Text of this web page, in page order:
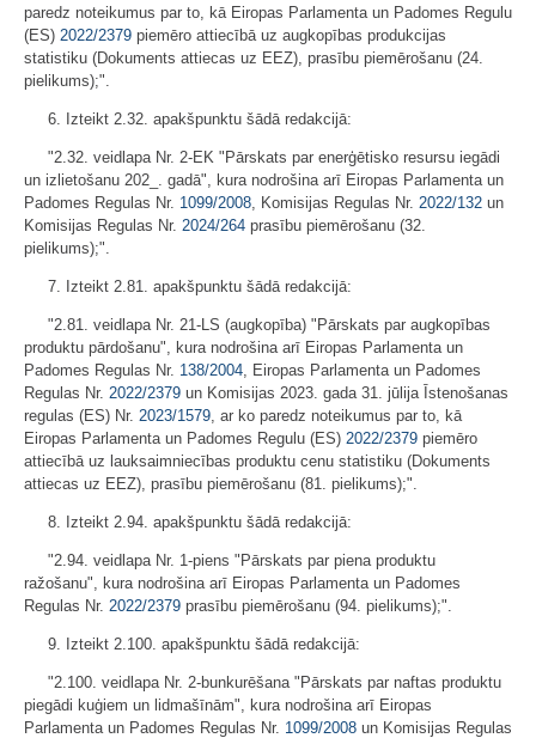
paredz noteikumus par to, kā Eiropas Parlamenta un Padomes Regulu
(ES) 2022/2379 piemēro attiecībā uz augkopības produkcijas
statistiku (Dokuments attiecas uz EEZ), prasību piemērošanu (24.
pielikums);".
6. Izteikt 2.32. apakšpunktu šādā redakcijā:
"2.32. veidlapa Nr. 2-EK "Pārskats par enerģētisko resursu iegādi
un izlietošanu 202_. gadā", kura nodrošina arī Eiropas Parlamenta un
Padomes Regulas Nr. 1099/2008, Komisijas Regulas Nr. 2022/132 un
Komisijas Regulas Nr. 2024/264 prasību piemērošanu (32.
pielikums);".
7. Izteikt 2.81. apakšpunktu šādā redakcijā:
"2.81. veidlapa Nr. 21-LS (augkopība) "Pārskats par augkopības
produktu pārdošanu", kura nodrošina arī Eiropas Parlamenta un
Padomes Regulas Nr. 138/2004, Eiropas Parlamenta un Padomes
Regulas Nr. 2022/2379 un Komisijas 2023. gada 31. jūlija Īstenošanas
regulas (ES) Nr. 2023/1579, ar ko paredz noteikumus par to, kā
Eiropas Parlamenta un Padomes Regulu (ES) 2022/2379 piemēro
attiecībā uz lauksaimniecības produktu cenu statistiku (Dokuments
attiecas uz EEZ), prasību piemērošanu (81. pielikums);".
8. Izteikt 2.94. apakšpunktu šādā redakcijā:
"2.94. veidlapa Nr. 1-piens "Pārskats par piena produktu
ražošanu", kura nodrošina arī Eiropas Parlamenta un Padomes
Regulas Nr. 2022/2379 prasību piemērošanu (94. pielikums);".
9. Izteikt 2.100. apakšpunktu šādā redakcijā:
"2.100. veidlapa Nr. 2-bunkurēšana "Pārskats par naftas produktu
piegādi kuģiem un lidmašīnām", kura nodrošina arī Eiropas
Parlamenta un Padomes Regulas Nr. 1099/2008 un Komisijas Regulas